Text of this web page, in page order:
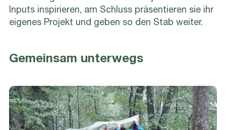
Inputs inspirieren, am Schluss präsentieren sie ihr
eigenes Projekt und geben so den Stab weiter.
Gemeinsam unterwegs